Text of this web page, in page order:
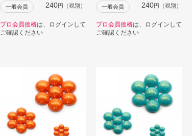
一般会員 240円（税別）
プロ会員価格は、ログインして
ご確認ください
一般会員 240円（税別）
プロ会員価格は、ログインして
ご確認ください